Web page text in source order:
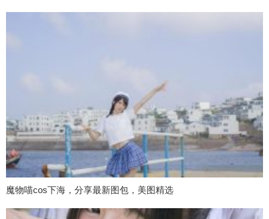
魔物喵cos下海，分享最新图包，美图精选